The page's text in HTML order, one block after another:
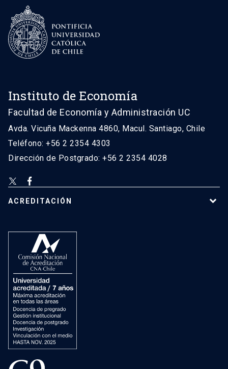
Instituto de Economía
Facultad de Economía y Administración UC
Avda. Vicuña Mackenna 4860, Macul. Santiago, Chile
Teléfono: +56 2 2354 4303
Dirección de Postgrado: +56 2 2354 4028
ACREDITACIÓN